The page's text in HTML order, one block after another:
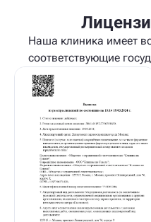
Наша клиника имеет
соответствующие